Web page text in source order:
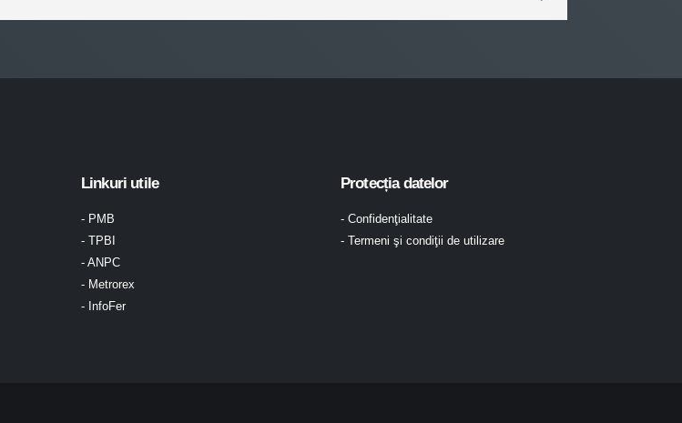
Linkuri utile
- PMB
- TPBI
- ANPC
- Metrorex
- InfoFer
Protecția datelor
- Confidenţialitate
- Termeni şi condiţii de utilizare